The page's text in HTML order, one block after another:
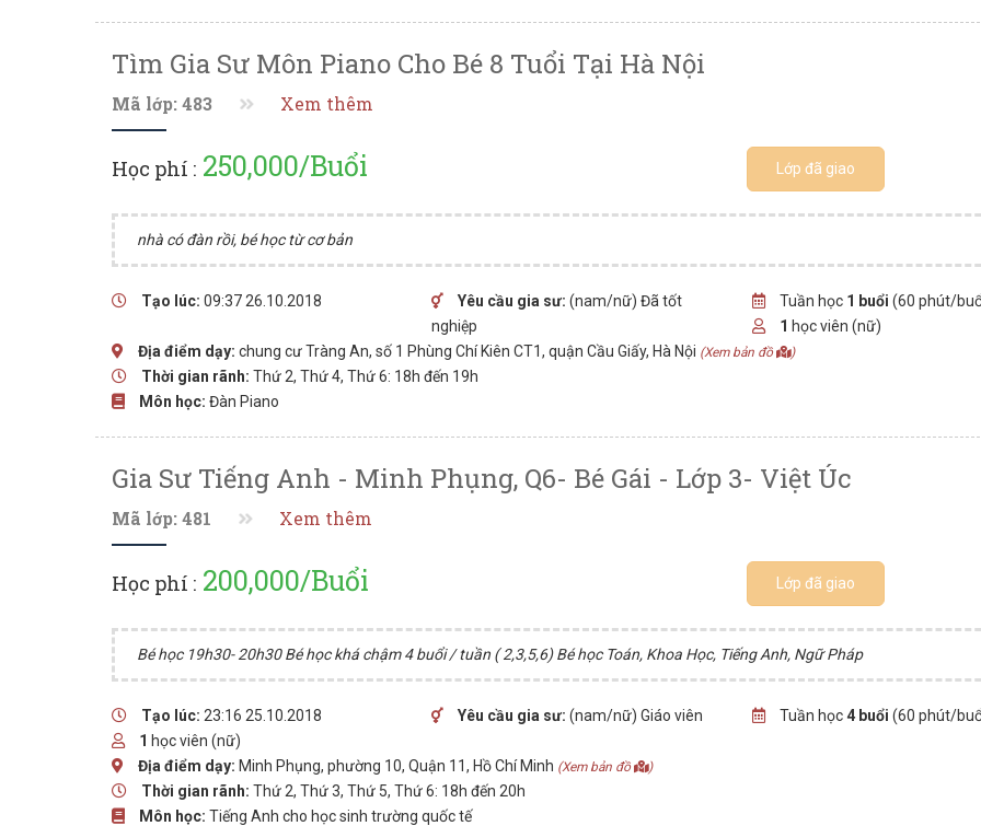
Tìm Gia Sư Môn Piano Cho Bé 8 Tuổi Tại Hà Nội
Mã lớp: 483 Xem thêm
Học phí : 250,000/Buổi Lớp đã giao
nhà có đàn rồi, bé học từ cơ bản
Tạo lúc: 09:37 26.10.2018 Yêu cầu gia sư: (nam/nữ) Đã tốt
nghiệp
Tuần học 1 buổi (60 phút/
1 học viên (nữ)
Địa điểm dạy: chung cư Tràng An, số 1 Phùng Chí Kiên CT1, quận Cầu Giấy, Hà Nội (Xem bản đồ )
Thời gian rãnh: Thứ 2, Thứ 4, Thứ 6: 18h đến 19h
Môn học: Đàn Piano
Gia Sư Tiếng Anh - Minh Phụng, Q6- Bé Gái - Lớp 3- Việt Úc
Mã lớp: 481 Xem thêm
Học phí : 200,000/Buổi Lớp đã giao
Bé học 19h30- 20h30 Bé học khá chậm 4 buổi / tuần ( 2,3,5,6) Bé học Toán, Khoa Học, Tiếng Anh, Ngữ Pháp
Tạo lúc: 23:16 25.10.2018 Yêu cầu gia sư: (nam/nữ) Giáo viên Tuần học4 buổi (60 phút/
1 học viên (nữ)
Địa điểm dạy: Minh Phụng, phường 10, Quận 11, Hồ Chí Minh (Xem bản đồ )
Thời gian rãnh: Thứ 2, Thứ 3, Thứ 5, Thứ 6: 18h đến 20h
Môn học: Tiếng Anh cho học sinh trường quốc tế